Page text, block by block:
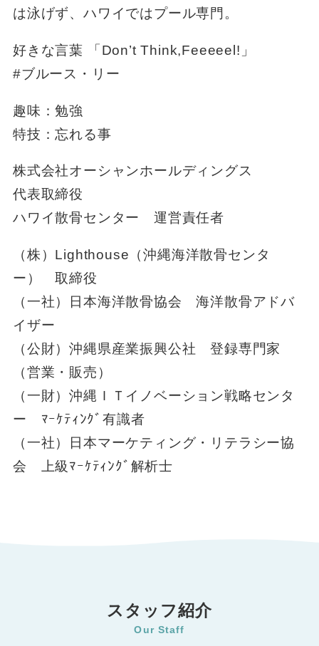
は泳げず、ハワイではプール専門。
好きな言葉 「Don’t Think,Feeeeel!」
#ブルース・リー
趣味：勉強
特技：忘れる事
株式会社オーシャンホールディングス
代表取締役
ハワイ散骨センター 運営責任者
（株）Lighthouse（沖縄海洋散骨センタ
ー） 取締役
（一社）日本海洋散骨協会 海洋散骨アドバ
イザー
（公財）沖縄県産業振興公社 登録専門家
（営業・販売）
（一財）沖縄ＩＴイノベーション戦略センタ
ー ﾏｰｹﾃｨﾝｸﾞ有識者
（一社）日本マーケティング・リテラシー協
会 上級ﾏｰｹﾃｨﾝｸﾞ解析士
スタッフ紹介
Our Staff